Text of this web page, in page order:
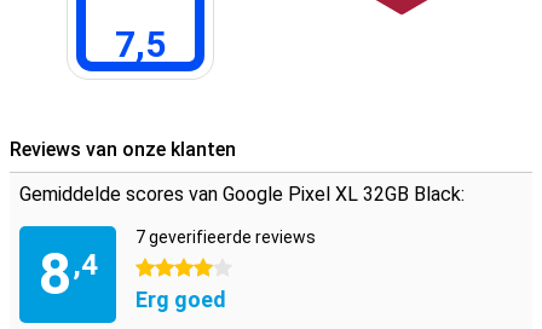
7,5
Reviews van onze klanten
Gemiddelde scores van Google Pixel XL 32GB Black:
8,4
7 geverifieerde reviews
4 sterren
Erg goed